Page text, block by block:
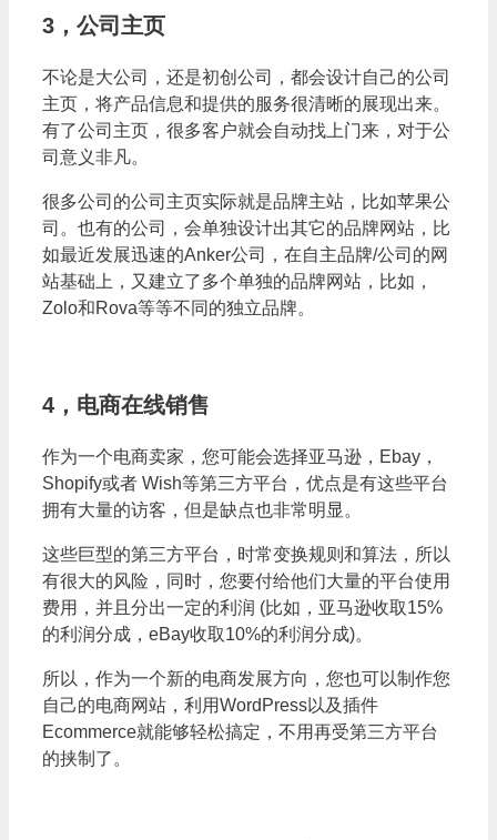
3，公司主页
不论是大公司，还是初创公司，都会设计自己的公司
主页，将产品信息和提供的服务很清晰的展现出来。
有了公司主页，很多客户就会自动找上门来，对于公
司意义非凡。
很多公司的公司主页实际就是品牌主站，比如苹果公
司。也有的公司，会单独设计出其它的品牌网站，比
如最近发展迅速的Anker公司，在自主品牌/公司的网
站基础上，又建立了多个单独的品牌网站，比如，
Zolo和Rova等等不同的独立品牌。
4，电商在线销售
作为一个电商卖家，您可能会选择亚马逊，Ebay，
Shopify或者 Wish等第三方平台，优点是有这些平台
拥有大量的访客，但是缺点也非常明显。
这些巨型的第三方平台，时常变换规则和算法，所以
有很大的风险，同时，您要付给他们大量的平台使用
费用，并且分出一定的利润 (比如，亚马逊收取15%
的利润分成，eBay收取10%的利润分成)。
所以，作为一个新的电商发展方向，您也可以制作您
自己的电商网站，利用WordPress以及插件
Ecommerce就能够轻松搞定，不用再受第三方平台
的挟制了。